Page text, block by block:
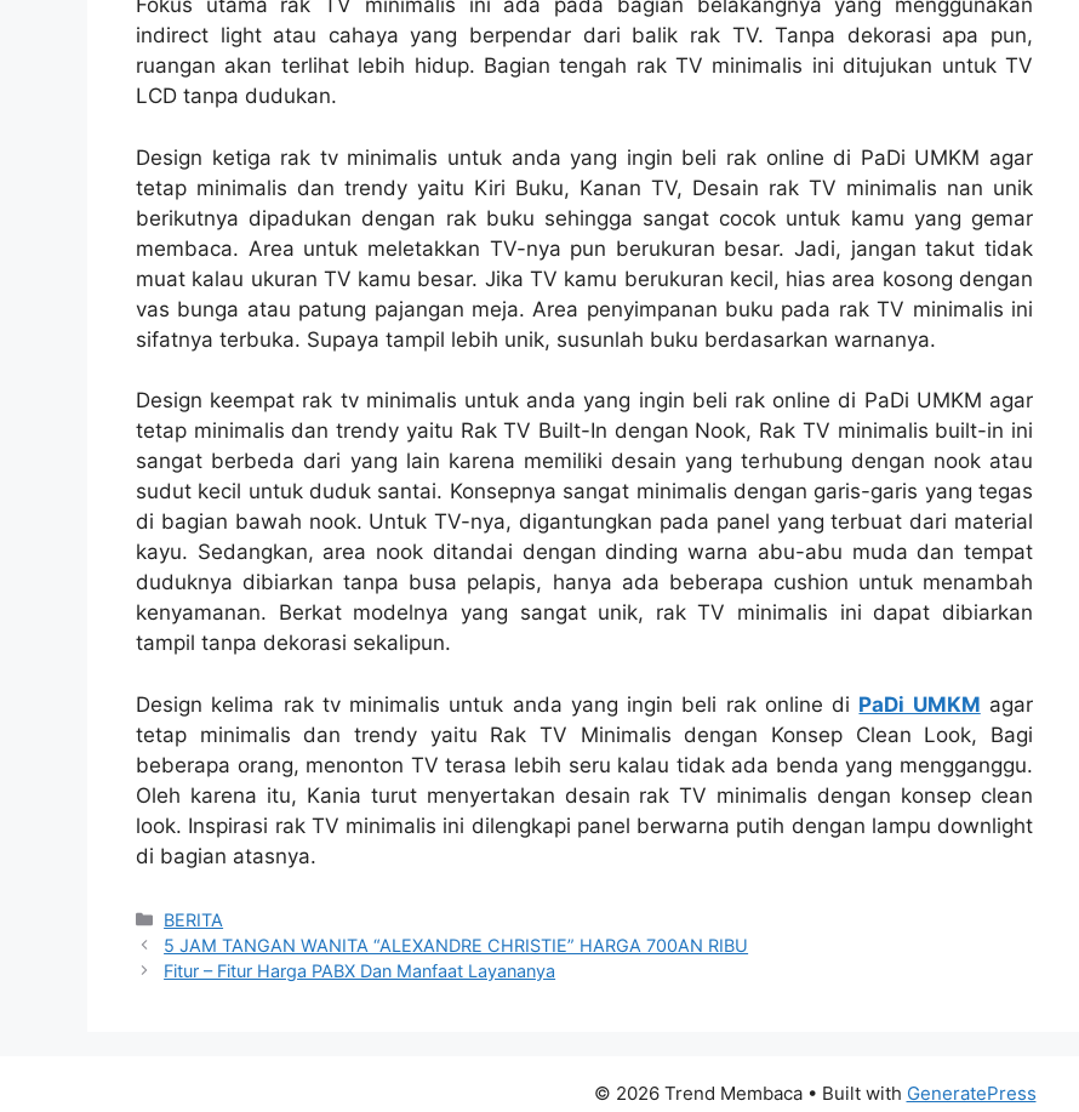
Fokus utama rak TV minimalis ini ada pada bagian belakangnya yang menggunakan
indirect light atau cahaya yang berpendar dari balik rak TV. Tanpa dekorasi apa pun,
ruangan akan terlihat lebih hidup. Bagian tengah rak TV minimalis ini ditujukan untuk TV
LCD tanpa dudukan.
Design ketiga rak tv minimalis untuk anda yang ingin beli rak online di PaDi UMKM agar
tetap minimalis dan trendy yaitu Kiri Buku, Kanan TV, Desain rak TV minimalis nan unik
berikutnya dipadukan dengan rak buku sehingga sangat cocok untuk kamu yang gemar
membaca. Area untuk meletakkan TV-nya pun berukuran besar. Jadi, jangan takut tidak
muat kalau ukuran TV kamu besar. Jika TV kamu berukuran kecil, hias area kosong dengan
vas bunga atau patung pajangan meja. Area penyimpanan buku pada rak TV minimalis ini
sifatnya terbuka. Supaya tampil lebih unik, susunlah buku berdasarkan warnanya.
Design keempat rak tv minimalis untuk anda yang ingin beli rak online di PaDi UMKM agar
tetap minimalis dan trendy yaitu Rak TV Built-In dengan Nook, Rak TV minimalis built-in ini
sangat berbeda dari yang lain karena memiliki desain yang terhubung dengan nook atau
sudut kecil untuk duduk santai. Konsepnya sangat minimalis dengan garis-garis yang tegas
di bagian bawah nook. Untuk TV-nya, digantungkan pada panel yang terbuat dari material
kayu. Sedangkan, area nook ditandai dengan dinding warna abu-abu muda dan tempat
duduknya dibiarkan tanpa busa pelapis, hanya ada beberapa cushion untuk menambah
kenyamanan. Berkat modelnya yang sangat unik, rak TV minimalis ini dapat dibiarkan
tampil tanpa dekorasi sekalipun.
Design kelima rak tv minimalis untuk anda yang ingin beli rak online di PaDi UMKM agar
tetap minimalis dan trendy yaitu Rak TV Minimalis dengan Konsep Clean Look, Bagi
beberapa orang, menonton TV terasa lebih seru kalau tidak ada benda yang mengganggu.
Oleh karena itu, Kania turut menyertakan desain rak TV minimalis dengan konsep clean
look. Inspirasi rak TV minimalis ini dilengkapi panel berwarna putih dengan lampu downlight
di bagian atasnya.
Categories
BERITA
5 JAM TANGAN WANITA “ALEXANDRE CHRISTIE” HARGA 700AN RIBU
Fitur – Fitur Harga PABX Dan Manfaat Layananya
© 2026 Trend Membaca• Built with GeneratePress